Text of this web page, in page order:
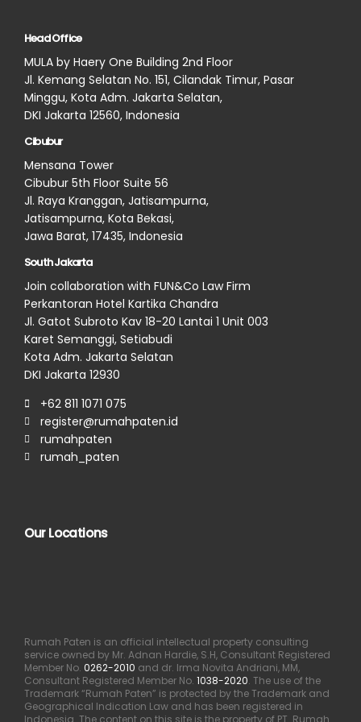
Our Locations
Rumah Paten is an official intellectual property consulting
service owned by Mr. Adnan Hardie, S.H, Consultant Registered
Member No. 0262-2010 and dr. Irma Novita Andriani, MM,
Consultant Registered Member No. 1038-2020. The use of the
Trademark “Rumah Paten” is protected by the Trademark and
Geographical Indication Law and has been registered in
Indonesia. The content on this site is the property of PT. Rumah
Head Office
MULA by Haery One Building 2nd Floor
Jl. Kemang Selatan No. 151, Cilandak Timur, Pasar
Minggu, Kota Adm. Jakarta Selatan,
DKI Jakarta 12560, Indonesia
Cibubur
Mensana Tower
Cibubur 5th Floor Suite 56
Jl. Raya Kranggan, Jatisampurna,
Jatisampurna, Kota Bekasi,
Jawa Barat, 17435, Indonesia
South Jakarta
Join collaboration with FUN&Co Law Firm
Perkantoran Hotel Kartika Chandra
Jl. Gatot Subroto Kav 18-20 Lantai 1 Unit 003
Karet Semanggi, Setiabudi
Kota Adm. Jakarta Selatan
DKI Jakarta 12930
+62 811 1071 075
register@rumahpaten.id
rumahpaten
rumah_paten